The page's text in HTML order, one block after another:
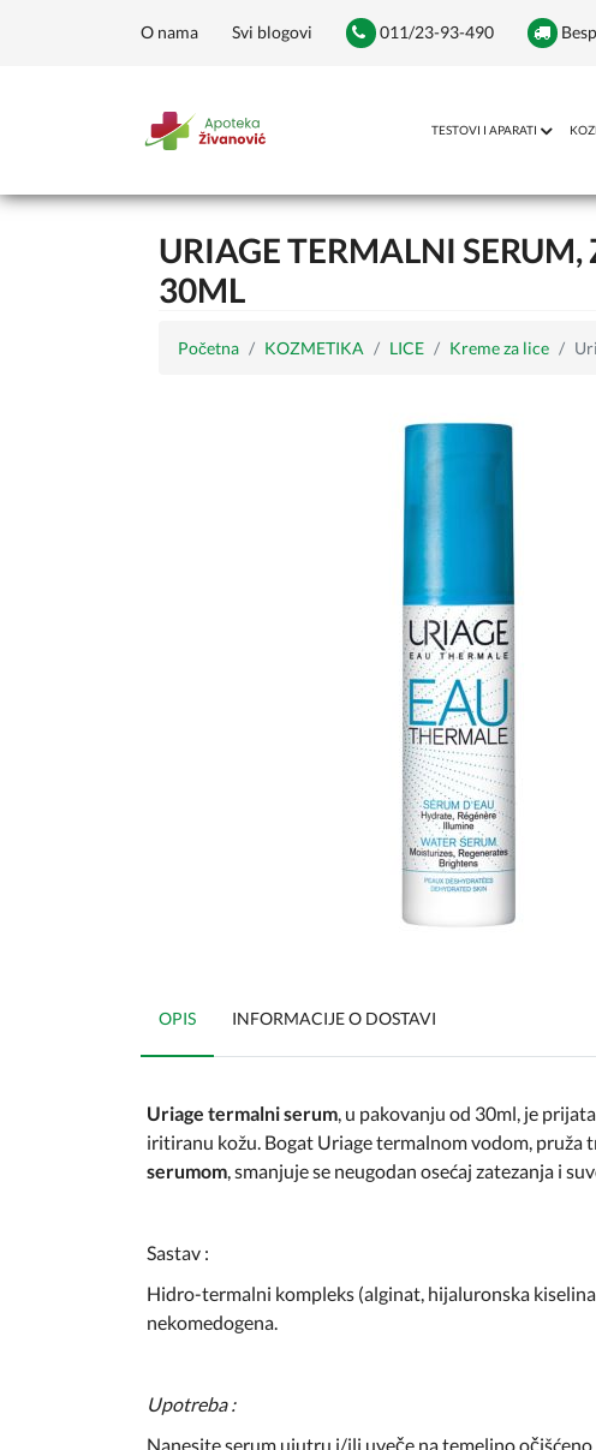
O nama Svi blogovi 011/23-93-490
TESTOVI I APARATI
URIAGE TERMALNI
30ML
Početna KOZMETIKA LICE Kreme za lice
OPIS INFORMACIJE O DOSTAVI
Uriage termalni serum, u pakovanju od 30ml, je
iritiranu kožu. Bogat Uriage termalnom vodom, pruža
serumom, smanjuje se neugodan osećaj zatezanja i
Sastav :
Hidro-termalni kompleks (alginat, hijaluronska
nekomedogena.
Upotreba :
Nanesite serum ujutru i/ili uveče na temeljno očišćeno